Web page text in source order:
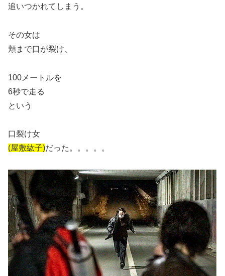
追いつかれてしまう。
その女は
頬まで口が裂け、
100メートルを
6秒で走る
という
口裂け女
(屋敷紘子)だった。。。。。